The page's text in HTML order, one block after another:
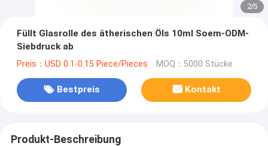
2/5
Füllt Glasrolle des ätherischen Öls 10ml Soem-ODM-
Siebdruck ab
Preis：USD 0.1-0.15 Piece/Pieces MOQ：5000 Stücke
Bestpreis Kontakt
Produkt-Beschreibung